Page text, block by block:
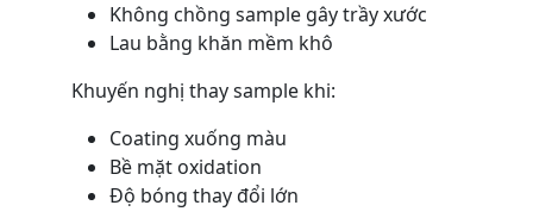
Không chồng sample gây trầy xước
Lau bằng khăn mềm khô
Khuyến nghị thay sample khi:
Coating xuống màu
Bề mặt oxidation
Độ bóng thay đổi lớn